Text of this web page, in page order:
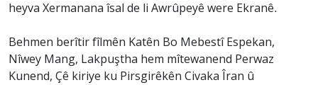
heyva Xermanana îsal de li Awrûpeyê were Ekranê.
Behmen berîtir fîlmên Katên Bo Mebestî Espekan,
Nîwey Mang, Lakpuştha hem mîtewanend Perwaz
Kunend, Çê kiriye ku Pirsgirêkên Civaka Îran û